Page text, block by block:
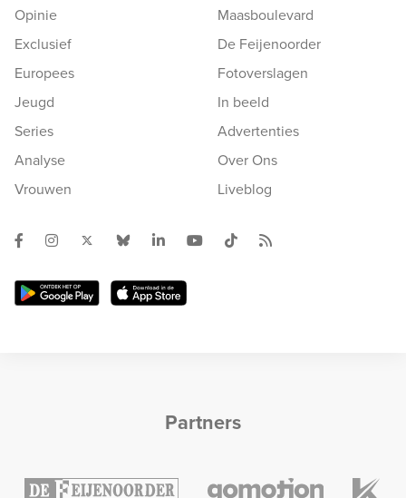
Opinie
Exclusief
Europees
Jeugd
Series
Analyse
Vrouwen
Maasboulevard
De Feijenoorder
Fotoverslagen
In beeld
Advertenties
Over Ons
Liveblog
Partners